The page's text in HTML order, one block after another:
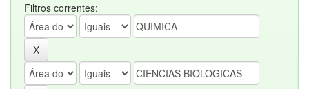
Filtros correntes: